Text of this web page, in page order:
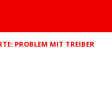
PROBLEM MIT TREIBER